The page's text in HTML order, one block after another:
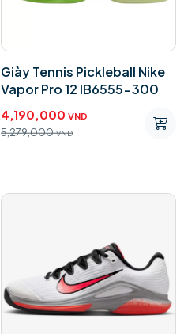
Giày Tennis Pickleball Nike
Vapor Pro 12 IB6555-300
4,190,000 VND
5,279,000 VND